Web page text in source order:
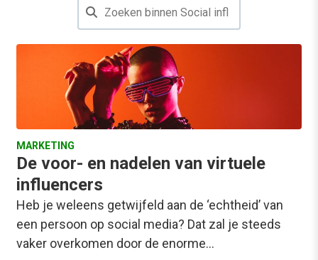
MARKETING
De voor- en nadelen van virtuele
influencers
Heb je weleens getwijfeld aan de ‘echtheid’ van
een persoon op social media? Dat zal je steeds
vaker overkomen door de enorme…